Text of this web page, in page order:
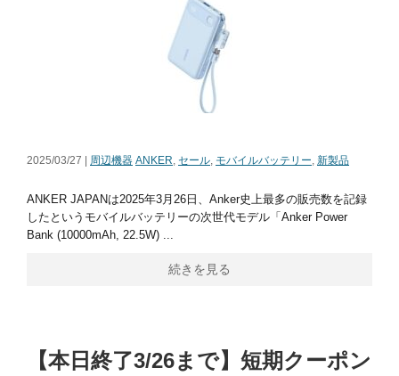
2025/03/27 | 周辺機器 ANKER, セール, モバイルバッテリー, 新製品
ANKER JAPANは2025年3月26日、Anker史上最多の販売数を記録
したというモバイルバッテリーの次世代モデル「Anker Power
Bank (10000mAh, 22.5W) ...
続きを見る
【本日終了3/26まで】短期クーポン